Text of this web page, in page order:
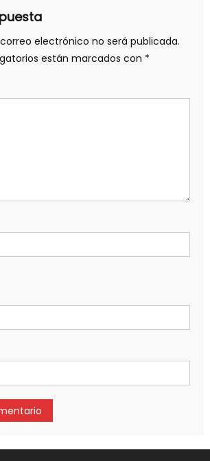
electrónico no será publicada.
están marcados con *